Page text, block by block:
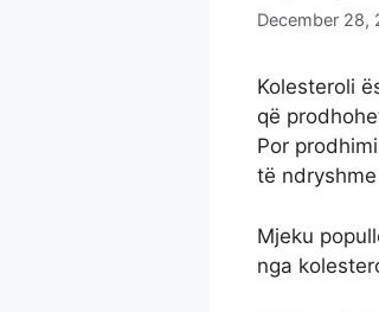
December 28,
Kolesteroli
që
Por
të
Mjeku
nga